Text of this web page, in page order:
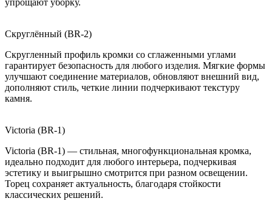
упрощают уборку.
Скруглённый (BR-2)
Скругленный профиль кромки со сглаженными углами
гарантирует безопасность для любого изделия. Мягкие формы
улучшают соединение материалов, обновляют внешний вид,
дополняют стиль, четкие линии подчеркивают текстуру
камня.
Victoria (BR-1)
Victoria (BR-1) — стильная, многофункциональная кромка,
идеально подходит для любого интерьера, подчеркивая
эстетику и выигрышно смотрится при разном освещении.
Торец сохраняет актуальность, благодаря стойкости
классических решений.